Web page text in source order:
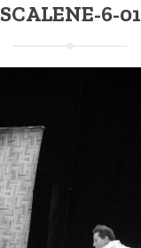
SCALENE-6-01